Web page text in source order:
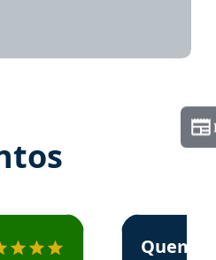
o Aprova Concursos em
Estudante
Quem